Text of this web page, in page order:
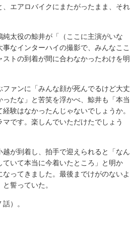
エアロバイクにまたがったまま、それ
太役の鯨井が「（ここに主演がいな
なインターハイの撮影で、みんなここ
トの到着が間に合わなかったわけを明
ァンに「みんな顔が死んでるけど大丈
たな」と苦笑を浮かべ、鯨井も「本当
験はなかったんじゃないでしょうか。
です。楽しんでいただけたでしょう
が到着し、拍手で迎えられると「なん
いて本当に今着いたところ」と明か
ってきました。最後までけがのないよ
誓っていた。
）。